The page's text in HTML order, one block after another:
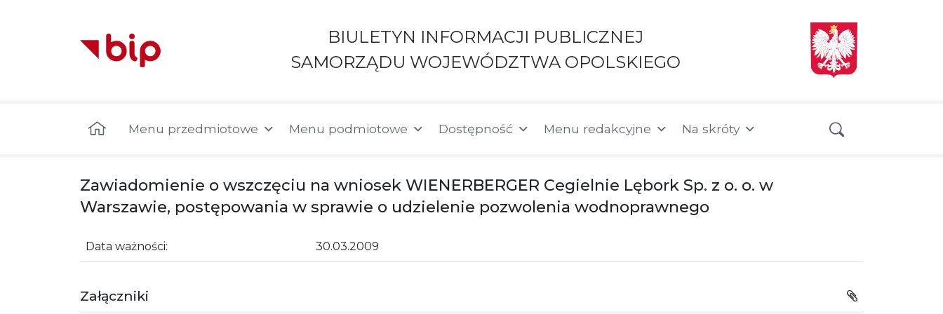
BIULETYN INFORMACJI PUBLICZNEJ
SAMORZĄDU WOJEWÓDZTWA OPOLSKIEGO
Menu przedmiotowe Menu podmiotowe Dostępność Menu redakcyjne Na skróty
Zawiadomienie o wszczęciu na wniosek WIENERBERGER Cegielnie Lębork Sp. z o. o. w
Warszawie, postępowania w sprawie o udzielenie pozwolenia wodnoprawnego
Data ważności: 30.03.2009
Załączniki